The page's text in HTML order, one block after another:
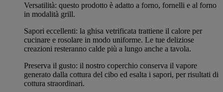
Versatilità: questo prodotto è adatto a forno, fornelli e al forno
in modalità grill.
Sapori eccellenti: la ghisa vetrificata trattiene il calore per
cucinare e rosolare in modo uniforme. Le tue deliziose
creazioni resteranno calde più a lungo anche a tavola.
Preserva il gusto: il nostro coperchio conserva il vapore
generato dalla cottura del cibo ed esalta i sapori, per risultati di
cottura straordinari.